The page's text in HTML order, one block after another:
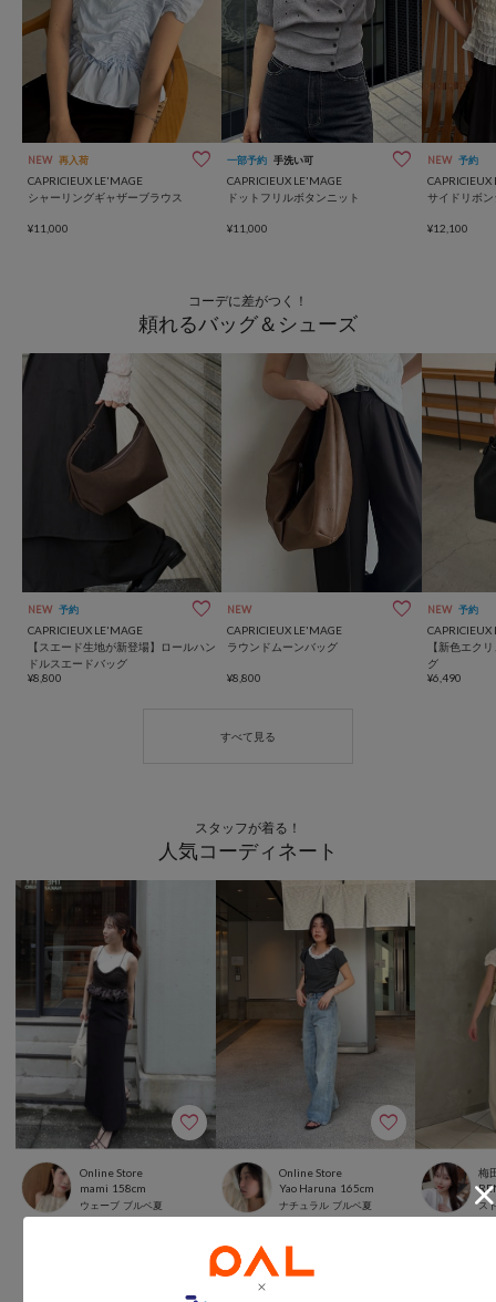
NEW 再入荷
CAPRICIEUX LE'MAGE
シャーリングギャザーブラウス
¥11,000
一部予約 手洗い可
CAPRICIEUX LE'MAGE
ドットフリルボタンニット
¥11,000
NEW 予約
CAPRICIEUX
サイドリボ
¥12,100
コーデに差がつく！
頼れるバッグ＆シューズ
NEW 予約
CAPRICIEUX LE'MAGE
【スエード生地が新登場】ロールハン
ドルスエードバッグ
¥8,800
NEW
CAPRICIEUX LE'MAGE
ラウンドムーンバッグ
¥8,800
NEW 予約
CAPRICIEUX
【新色エク
グ
¥6,490
スタッフが着る！
人気コーディネート
Online Store
mami 158cm
ウェーブ ブルベ夏
Online Store
Yao Haruna 165cm
ナチュラル ブルベ夏
梅
ス